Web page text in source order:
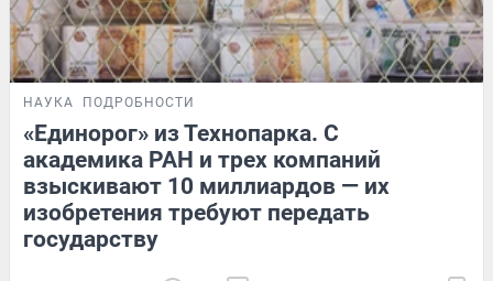
НАУКА ПОДРОБНОСТИ
«Единорог» из Технопарка. С
академика РАН и трех компаний
взыскивают 10 миллиардов — их
изобретения требуют передать
государству